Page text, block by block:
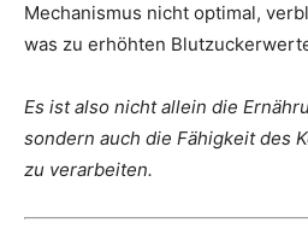
Mechanismus nicht optimal,
was zu erhöhten
Es ist also nicht allein die
sondern auch die Fähigkeit des
zu verarbeiten.